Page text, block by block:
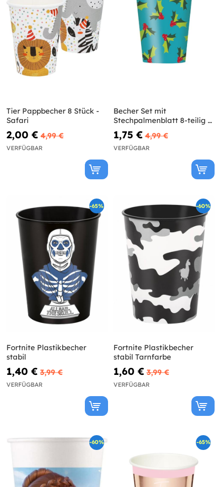
Tier Pappbecher 8 Stück -
Safari
2,00 € 4,99 €
VERFÜGBAR
Becher Set mit
Stechpalmenblatt 8-teilig -
Holly Santa
1,75 € 4,99 €
VERFÜGBAR
-65%
Fortnite Plastikbecher
stabil
1,40 € 3,99 €
VERFÜGBAR
-60%
Fortnite Plastikbecher
stabil Tarnfarbe
1,60 € 3,99 €
VERFÜGBAR
-60% -65%